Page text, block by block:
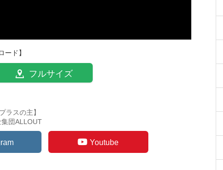
ード】
フルサイズ
ラスの主】
団ALLOUT
Youtube